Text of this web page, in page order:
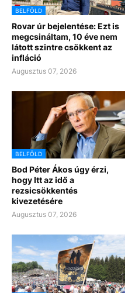
BELFÖLD
Rovar úr bejelentése: Ezt is
megcsináltam, 10 éve nem
látott szintre csökkent az
infláció
Augusztus 07, 2026
BELFÖLD
Bod Péter Ákos úgy érzi,
hogy Itt az idő a
rezsicsökkentés
kivezetésére
Augusztus 07, 2026